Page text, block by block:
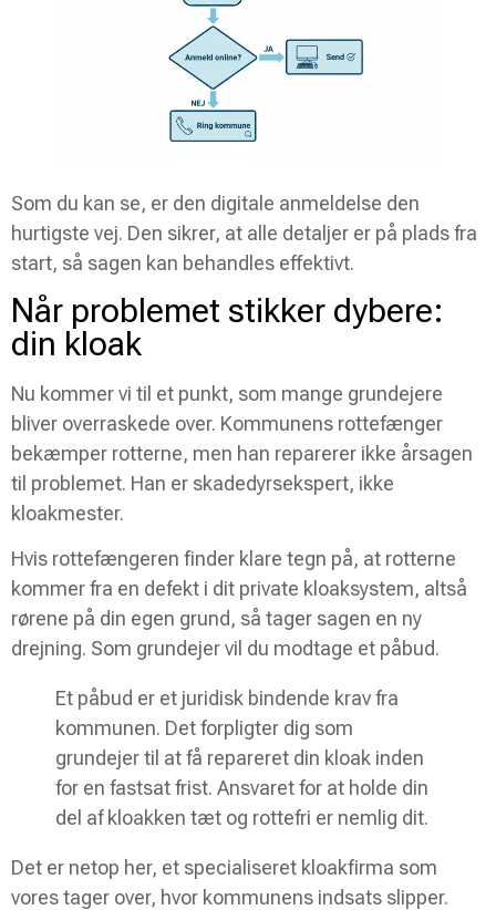
Som du kan se, er den digitale anmeldelse den
hurtigste vej. Den sikrer, at alle detaljer er på plads fra
start, så sagen kan behandles effektivt.
Når problemet stikker dybere:
din kloak
Nu kommer vi til et punkt, som mange grundejere
bliver overraskede over. Kommunens rottefænger
bekæmper rotterne, men han reparerer ikke årsagen
til problemet. Han er skadedyrsekspert, ikke
kloakmester.
Hvis rottefængeren finder klare tegn på, at rotterne
kommer fra en defekt i dit private kloaksystem, altså
rørene på din egen grund, så tager sagen en ny
drejning. Som grundejer vil du modtage et påbud.
Et påbud er et juridisk bindende krav fra
kommunen. Det forpligter dig som
grundejer til at få repareret din kloak inden
for en fastsat frist. Ansvaret for at holde din
del af kloakken tæt og rottefri er nemlig dit.
Det er netop her, et specialiseret kloakfirma som
vores tager over, hvor kommunens indsats slipper.